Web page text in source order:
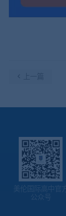
美伦国际高中官
公众号